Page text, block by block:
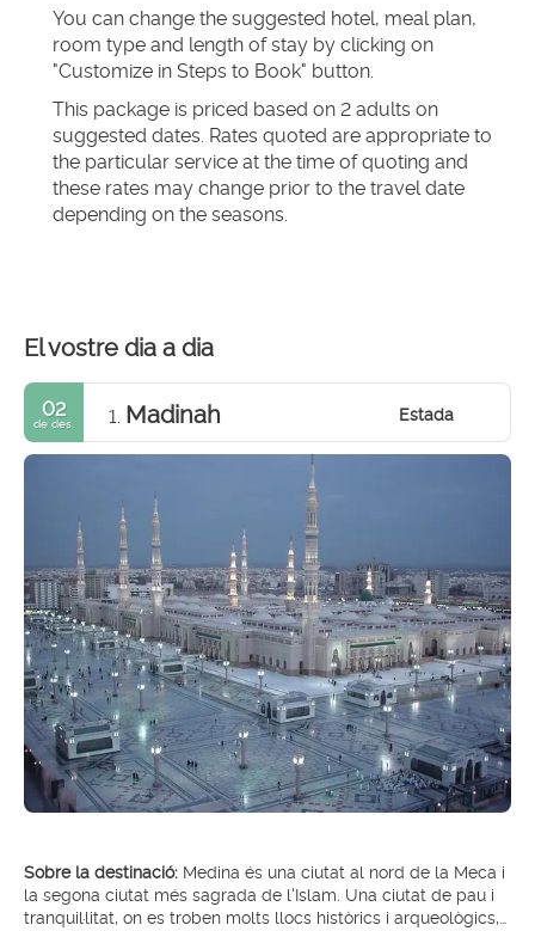
You can change the suggested hotel, meal plan,
room type and length of stay by clicking on
"Customize in Steps to Book" button.
This package is priced based on 2 adults on
suggested dates. Rates quoted are appropriate to
the particular service at the time of quoting and
these rates may change prior to the travel date
depending on the seasons.
El vostre dia a dia
02
de des. 1. Madinah Estada
Sobre la destinació: Medina és una ciutat al nord de la Meca i
la segona ciutat més sagrada de l'Islam. Una ciutat de pau i
tranquil·litat, on es troben molts llocs històrics i arqueològics,